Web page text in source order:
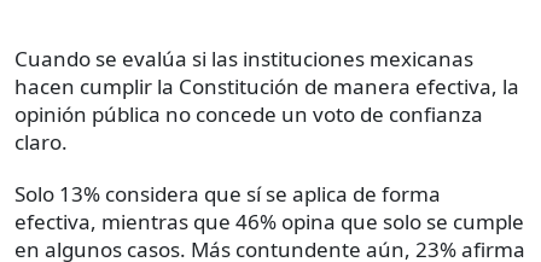
Cuando se evalúa si las instituciones mexicanas
hacen cumplir la Constitución de manera efectiva, la
opinión pública no concede un voto de confianza
claro.
Solo 13% considera que sí se aplica de forma
efectiva, mientras que 46% opina que solo se cumple
en algunos casos. Más contundente aún, 23% afirma